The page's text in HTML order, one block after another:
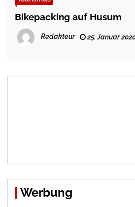
Bikepacking auf Husum
Redakteur 25. Januar
Werbung